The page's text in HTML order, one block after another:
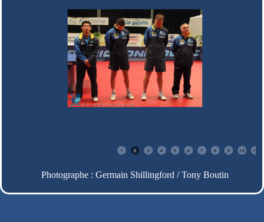
1 2 3 4 5 6 7 8 9 10 11
Photographe : Germain Shillingford / Tony Boutin